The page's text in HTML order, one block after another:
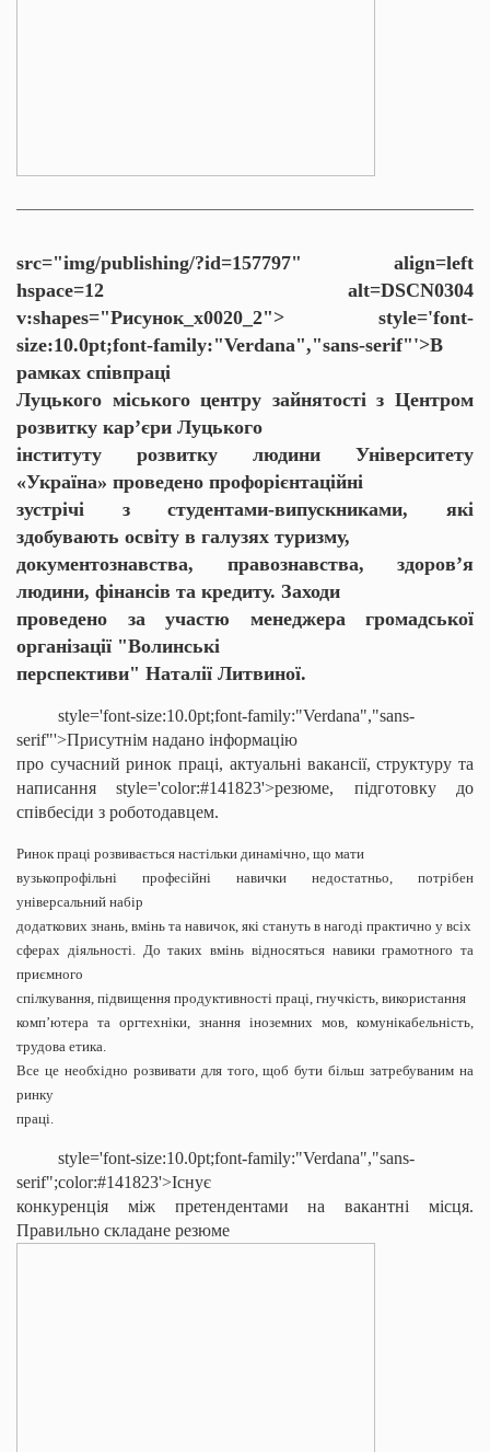
src="img/publishing/?id=157797" align=left
hspace=12 alt=DSCN0304
v:shapes="Рисунок_x0020_2"> style='font-
size:10.0pt;font-family:"Verdana","sans-serif"'>В
рамках співпраці
Луцького міського центру зайнятості з Центром
розвитку кар’єри Луцького
інституту розвитку людини Університету
«Україна» проведено профорієнтаційні
зустрічі з студентами-випускниками, які
здобувають освіту в галузях туризму,
документознавства, правознавства, здоров’я
людини, фінансів та кредиту. Заходи
проведено за участю менеджера громадської
організації "Волинські
перспективи" Наталії Литвиної.
style='font-size:10.0pt;font-family:"Verdana","sans-
serif"'>Присутнім надано інформацію
про сучасний ринок праці, актуальні вакансії, структуру та
написанняstyle='color:#141823'>резюме, підготовку до
співбесіди з роботодавцем.
Ринок праці розвивається настільки динамічно, що мати
вузькопрофільні професійні навички недостатньо, потрібен
універсальний набір
додаткових знань, вмінь та навичок, які стануть в нагоді практично у всіх
сферах діяльності. До таких вмінь відносяться навики грамотного та
приємного
спілкування, підвищення продуктивності праці, гнучкість, використання
комп’ютера та оргтехніки, знання іноземних мов, комунікабельність,
трудова етика.
Все це необхідно розвивати для того, щоб бути більш затребуваним на
ринку
праці.
style='font-size:10.0pt;font-family:"Verdana","sans-
serif";color:#141823'>Існує
конкуренція між претендентами на вакантні місця.
Правильно складане резюме